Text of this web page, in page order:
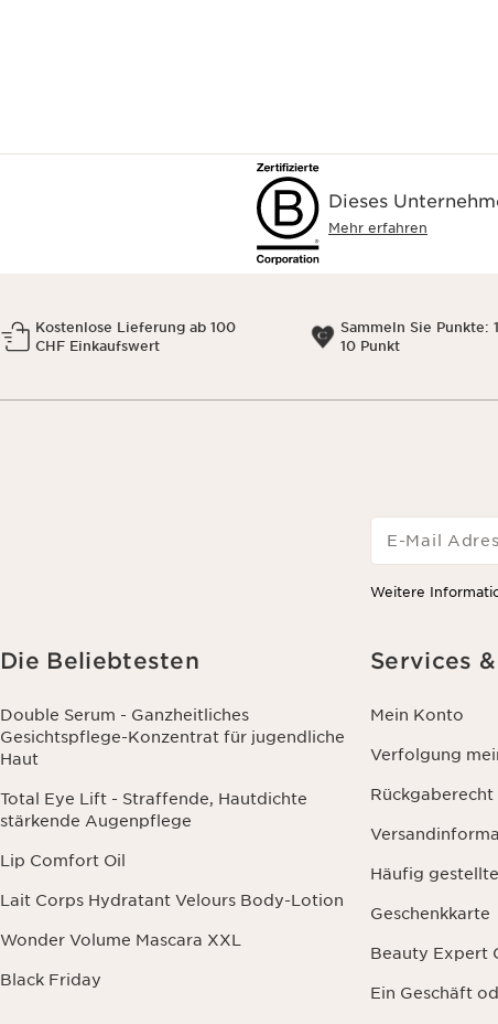
Dieses
Mehr erfahren
Kostenlose Lieferung ab 100
CHF Einkaufswert
Sammeln Sie Punkte:
10 Punkt
E-Mail
Weitere
Die Beliebtesten
Double Serum - Ganzheitliches
Gesichtspflege-Konzentrat für jugendliche
Haut
Total Eye Lift - Straffende, Hautdichte
stärkende Augenpflege
Lip Comfort Oil
Lait Corps Hydratant Velours Body-Lotion
Wonder Volume Mascara XXL
Black Friday
Services
Mein Konto
Verfolgung
Rückgaberecht
Häufig
Geschenkkarte
Beauty Expert
Ein Geschäft